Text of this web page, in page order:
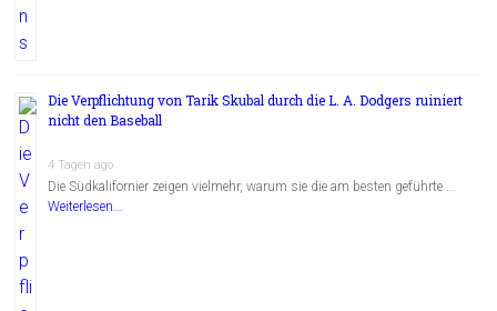
Die Verpflichtung von Tarik Skubal durch die L. A. Dodgers ruiniert
nicht den Baseball
4 Tagen ago
Die Südkalifornier zeigen vielmehr, warum sie die am besten geführte …
Weiterlesen...